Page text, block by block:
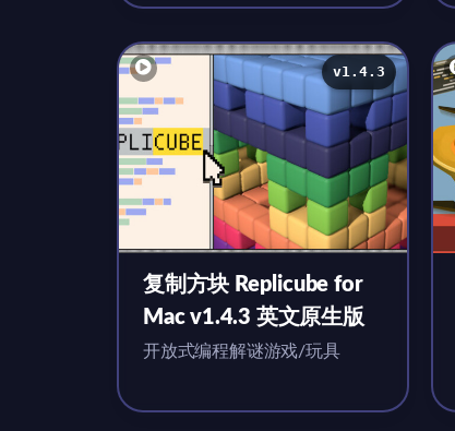
v1.4.3
复制方块 Replicube for
Mac v1.4.3 英文原生版
开放式编程解谜游戏/玩具